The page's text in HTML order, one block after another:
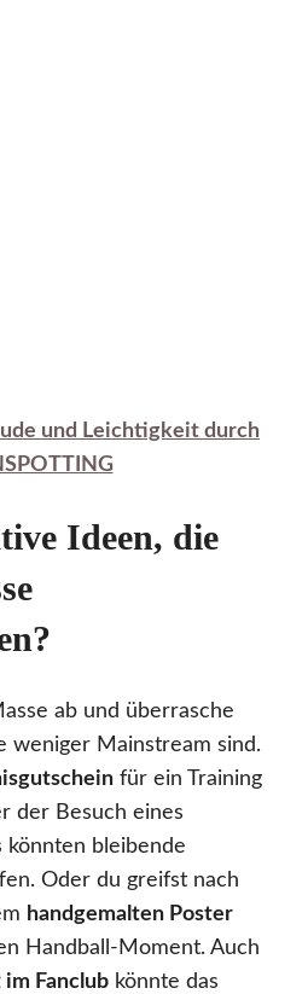
und Leichtigkeit durch
Ideen, die
ab und überrasche
weniger Mainstream sind.
für ein Training
der Besuch eines
könnten bleibende
Oder du greifst nach
handgemalten Poster
Handball-Moment. Auch
Fanclub könnte das